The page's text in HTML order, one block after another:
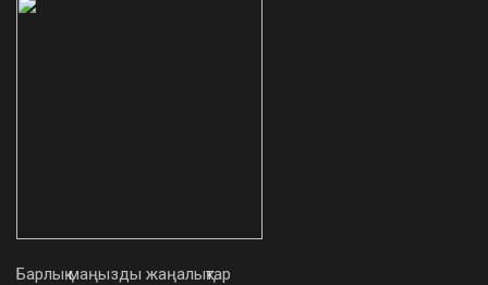
Барлық маңызды жаңалықтар